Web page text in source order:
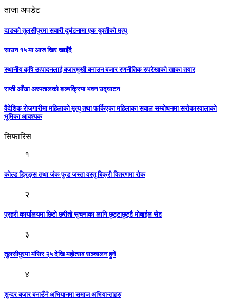
ताजा अपडेट
दाङको तुलसीपुरमा सवारी दुर्घटनामा एक युवतीको मृत्यु
साउन १५ मा आज खिर खाइँदै
स्थानीय कृषि उत्पादनलाई बजारमुखी बनाउन बजार रणनीतिक रुपरेखाको खाका तयार
राप्ती आँखा अस्पतालको शल्यक्रिया भवन उद्घाटन
वैदेशिक रोजगारीमा महिलाको मृत्यु तथा फर्किएका महिलाका सवाल सम्बोधनमा सरोकारवालाको
भूमिका आवश्यक
सिफारिस
१
कोल्ड ड्रिङ्स तथा जंक फुड जस्ता वस्तु बिक्री वितरणमा रोक
२
प्रहरी कार्यालयमा छिटो छरीतो सुचनाका लागि छुट्टाछुट्टै मोबाईल सेट
३
तुलसीपुरमा मंसिर २५ देखि महोत्सब सञ्चालन हुने
४
शुन्दर बजार बनाउँने अभियानमा समाज अभियान्ताहरु